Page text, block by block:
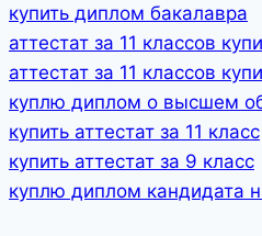
купить диплом бакалавра
аттестат за 11 классов
аттестат за 11 классов
куплю диплом о высшем
купить аттестат за 11 класс
купить аттестат за 9 класс
куплю диплом кандидата